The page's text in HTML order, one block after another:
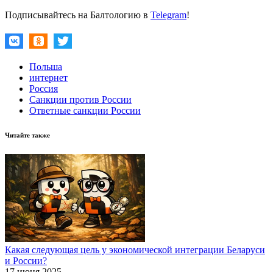
Подписывайтесь на Балтологию в Telegram!
Польша
интернет
Россия
Санкции против России
Ответные санкции России
Читайте также
Какая следующая цель у экономической интеграции Беларуси
и России?